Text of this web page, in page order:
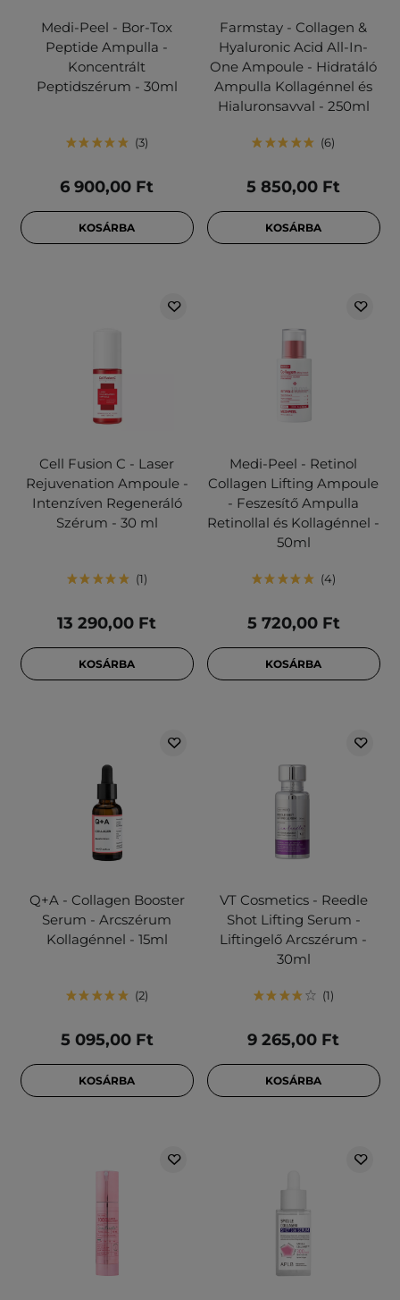
Medi-Peel - Bor-Tox
Peptide Ampulla -
Koncentrált
Peptidszérum - 30ml
3
6 900,00 Ft
KOSÁRBA
Farmstay - Collagen &
Hyaluronic Acid All-In-
One Ampoule - Hidratáló
Ampulla Kollagénnel és
Hialuronsavval - 250ml
6
5 850,00 Ft
KOSÁRBA
Cell Fusion C - Laser
Rejuvenation Ampoule -
Intenzíven Regeneráló
Szérum - 30 ml
1
13 290,00 Ft
KOSÁRBA
Medi-Peel - Retinol
Collagen Lifting Ampoule
- Feszesítő Ampulla
Retinollal és Kollagénnel -
50ml
4
5 720,00 Ft
KOSÁRBA
Q+A - Collagen Booster
Serum - Arcszérum
Kollagénnel - 15ml
2
5 095,00 Ft
KOSÁRBA
VT Cosmetics - Reedle
Shot Lifting Serum -
Liftingelő Arcszérum -
30ml
1
9 265,00 Ft
KOSÁRBA